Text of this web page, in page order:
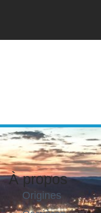
À propos
Origines